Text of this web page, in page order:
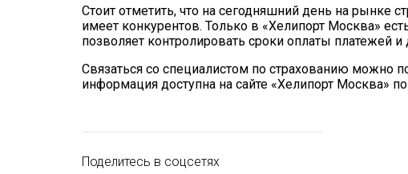
Стоит отметить, что на сегодняшний день на рынке
имеет конкурентов. Только в «Хелипорт Москва»
позволяет контролировать сроки оплаты платежей
Связаться со специалистом по страхованию можно
информация доступна на сайте «Хелипорт Москва»
Поделитесь в соцсетях